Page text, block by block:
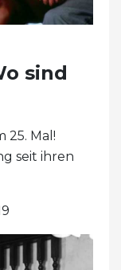
sind
25. Mal!
seit ihren